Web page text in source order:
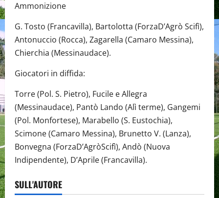
Ammonizione
G. Tosto (Francavilla), Bartolotta (ForzaD’Agrò Scifì),
Antonuccio (Rocca), Zagarella (Camaro Messina),
Chierchia (Messinaudace).
Giocatori in diffida:
Torre (Pol. S. Pietro), Fucile e Allegra
(Messinaudace), Pantò Lando (Alì terme), Gangemi
(Pol. Monfortese), Marabello (S. Eustochia),
Scimone (Camaro Messina), Brunetto V. (Lanza),
Bonvegna (ForzaD’AgròScifì), Andò (Nuova
Indipendente), D’Aprile (Francavilla).
SULL'AUTORE